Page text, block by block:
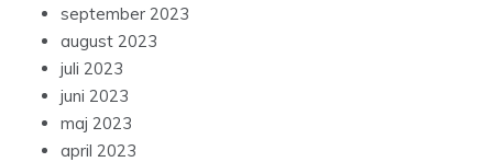
september 2023
august 2023
juli 2023
juni 2023
maj 2023
april 2023